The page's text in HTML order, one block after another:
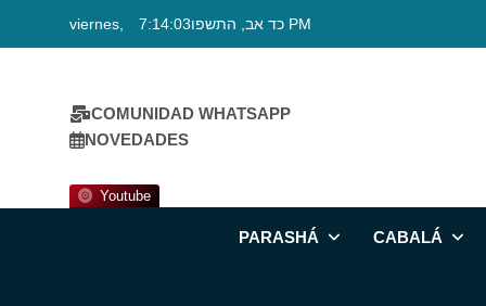
viernes, כד אב, התשפו 7:14:04 PM
COMUNIDAD WHATSAPP
NOVEDADES
Youtube
PARASHÁ CABALÁ